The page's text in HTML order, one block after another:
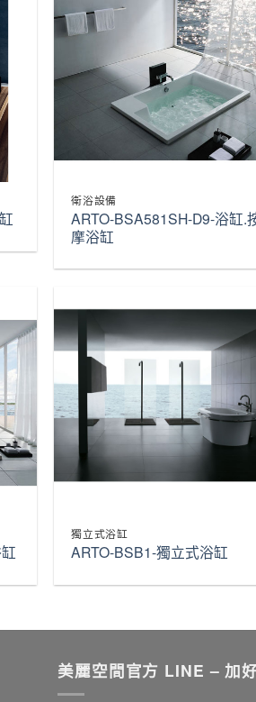
衛浴設備
ARTO-BSA581SH-D9-浴缸.
摩浴缸
獨立式浴缸
ARTO-BSB1-獨立式浴缸
美麗空間官方 LINE – 加